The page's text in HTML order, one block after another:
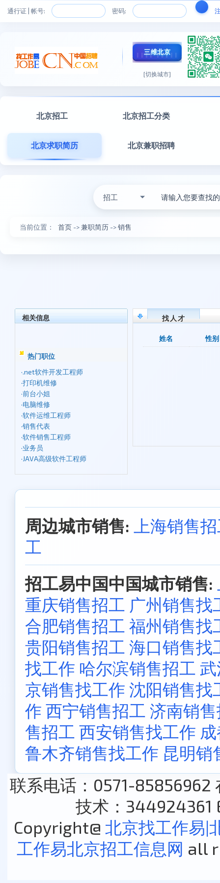
通行证 | 帐号: 密码:
三维北京
[切换城市]
北京招工 北京招工分类
北京求职简历 北京兼职招聘
招工
当前位置： 首页 ->兼职简历 ->销售
相关信息
热门职位
·.net软件开发工程师
·打印机维修
·前台小姐
·电脑维修
·软件运维工程师
·销售代表
·软件销售工程师
·业务员
·JAVA高级软件工程师
找人才
姓名 性别
周边城市销售:
上海销售
工
招工易中国中国城市销售:
重庆销售招工 广州销售找
合肥销售招工 福州销售找
贵阳销售招工 海口销售找
找工作 哈尔滨销售招工
京销售找工作 沈阳销售找
作 西宁销售招工 济南销
售招工 西安销售找工作
鲁木齐销售找工作 昆明销
联系电话：0571-85856962
技术：344924361
Copyright@ 北京找工作易|
工作易北京招工信息网 all